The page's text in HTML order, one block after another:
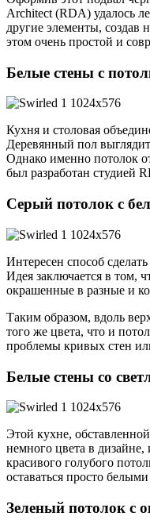
Architect (RDA) удалось
другие элементы, создав
этом очень простой и
Белые стены с
Кухня и столовая
Деревянный пол
Однако именно потолок
был разработан студией
Серый потолок с
Интересен способ
Идея заключается в том,
окрашенные в разные и
Таким образом, вдоль
того же цвета, что и
проблемы кривых стен
Белые стены со
Этой кухне,
немного цвета в дизайне,
красивого голубого
оставаться просто
Зеленый потолок с